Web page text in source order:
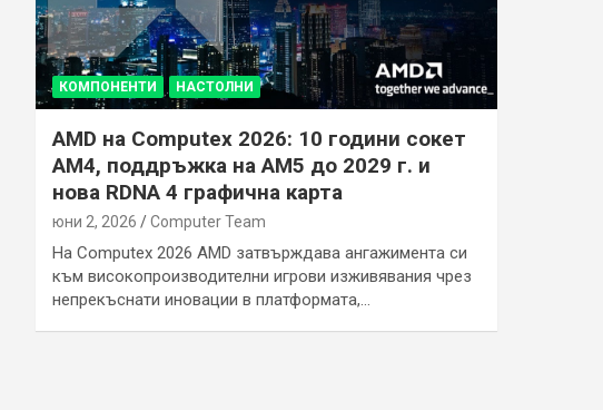
КОМПОНЕНТИ НАСТОЛНИ
AMD на Computex 2026: 10 години сокет
AM4, поддръжка на AM5 до 2029 г. и
нова RDNA 4 графична карта
юни 2, 2026 Computer Team
На Computex 2026 AMD затвърждава ангажимента си
към високопроизводителни игрови изживявания чрез
непрекъснати иновации в платформата,…